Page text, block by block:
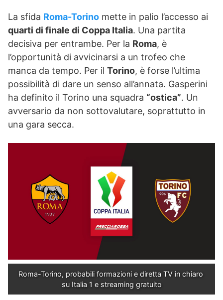
La sfida Roma-Torino mette in palio l’accesso ai
quarti di finale di Coppa Italia. Una partita
decisiva per entrambe. Per la Roma, è
l’opportunità di avvicinarsi a un trofeo che
manca da tempo. Per il Torino, è forse l’ultima
possibilità di dare un senso all’annata. Gasperini
ha definito il Torino una squadra “ostica”. Un
avversario da non sottovalutare, soprattutto in
una gara secca.
Roma-Torino, probabili formazioni e diretta TV in chiaro
su Italia 1 e streaming gratuito